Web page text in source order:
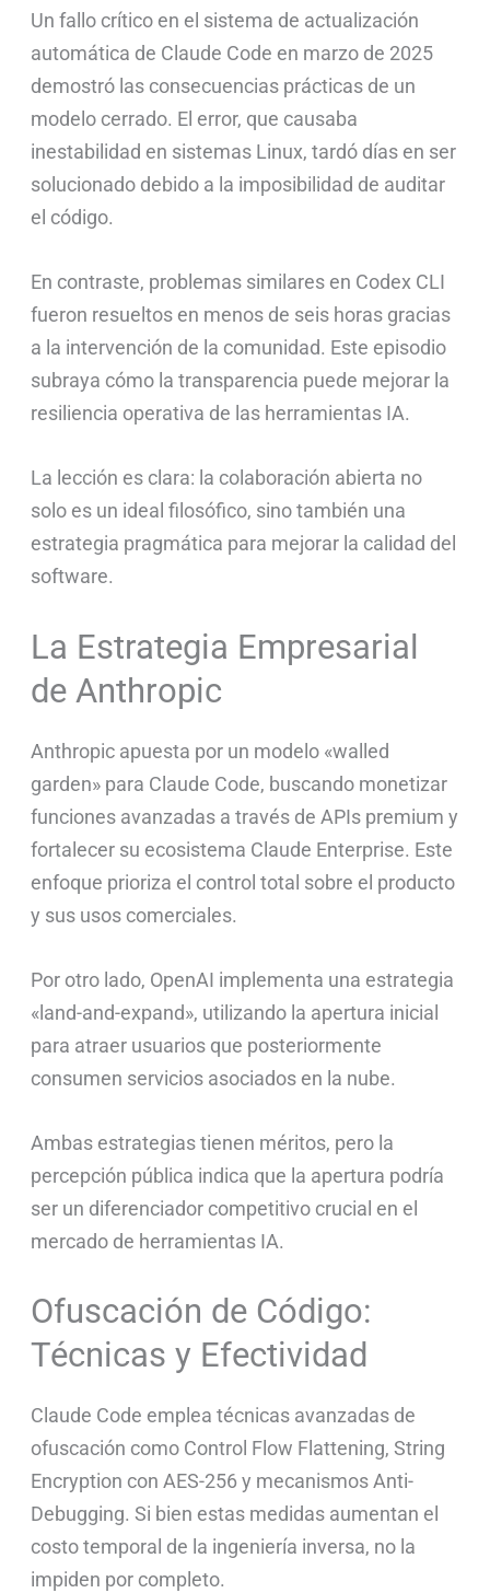
Un fallo crítico en el sistema de actualización
automática de Claude Code en marzo de 2025
demostró las consecuencias prácticas de un
modelo cerrado. El error, que causaba
inestabilidad en sistemas Linux, tardó días en ser
solucionado debido a la imposibilidad de auditar
el código.
En contraste, problemas similares en Codex CLI
fueron resueltos en menos de seis horas gracias
a la intervención de la comunidad. Este episodio
subraya cómo la transparencia puede mejorar la
resiliencia operativa de las herramientas IA.
La lección es clara: la colaboración abierta no
solo es un ideal filosófico, sino también una
estrategia pragmática para mejorar la calidad del
software.
La Estrategia Empresarial
de Anthropic
Anthropic apuesta por un modelo «walled
garden» para Claude Code, buscando monetizar
funciones avanzadas a través de APIs premium y
fortalecer su ecosistema Claude Enterprise. Este
enfoque prioriza el control total sobre el producto
y sus usos comerciales.
Por otro lado, OpenAI implementa una estrategia
«land-and-expand», utilizando la apertura inicial
para atraer usuarios que posteriormente
consumen servicios asociados en la nube.
Ambas estrategias tienen méritos, pero la
percepción pública indica que la apertura podría
ser un diferenciador competitivo crucial en el
mercado de herramientas IA.
Ofuscación de Código:
Técnicas y Efectividad
Claude Code emplea técnicas avanzadas de
ofuscación como Control Flow Flattening, String
Encryption con AES-256 y mecanismos Anti-
Debugging. Si bien estas medidas aumentan el
costo temporal de la ingeniería inversa, no la
impiden por completo.